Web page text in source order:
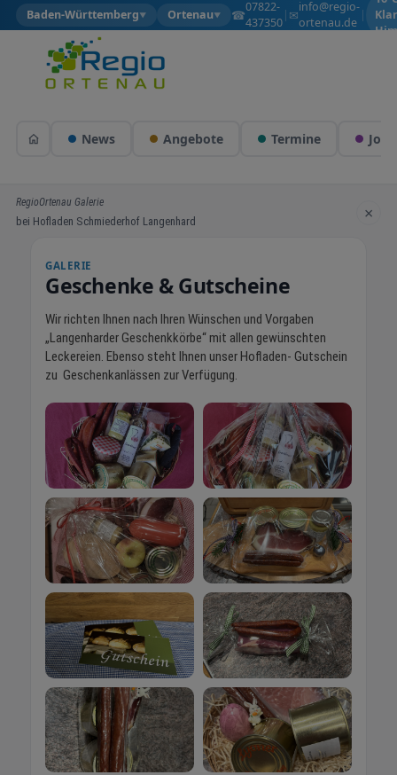
Baden-Württemberg▼ Ortenau▼ ☎07822-
437350
| ✉info@regio-
ortenau.de
|
News Angebote Termine Jobs
RegioOrtenau Galerie
bei Hofladen Schmiederhof Langenhard ×
GALERIE
Geschenke & Gutscheine
Wir richten Ihnen nach Ihren Wünschen und Vorgaben
„Langenharder Geschenkkörbe“ mit allen gewünschten
Leckereien. Ebenso steht Ihnen unser Hofladen- Gutschein
zu Geschenkanlässen zur Verfügung.